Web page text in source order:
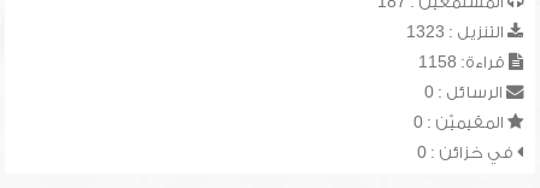
التنزيل : 1323
قراءة: 1158
الرسائل : 0
المقيميّن : 0
في خزائن : 0